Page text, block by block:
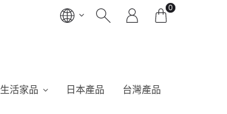
0
生活家品 日本產品
台灣產品